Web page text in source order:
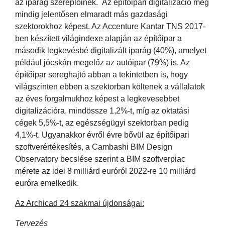
az iparág szereplőinek. Az építőipari digitalizáció még
mindig jelentősen elmaradt más gazdasági
szektorokhoz képest. Az Accenture Kantar TNS 2017-
ben készített világindexe alapján az építőipar a
második legkevésbé digitalizált iparág (40%), amelyet
például jócskán megelőz az autóipar (79%) is. Az
építőipar sereghajtó abban a tekintetben is, hogy
világszinten ebben a szektorban költenek a vállalatok
az éves forgalmukhoz képest a legkevesebbet
digitalizációra, mindössze 1,2%-t, míg az oktatási
cégek 5,5%-t, az egészségügyi szektorban pedig
4,1%-t. Ugyanakkor évről évre bővül az építőipari
szoftverértékesítés, a Cambashi BIM Design
Observatory becslése szerint a BIM szoftverpiac
mérete az idei 8 milliárd euróról 2022-re 10 milliárd
euróra emelkedik.
Az Archicad 24 szakmai újdonságai:
Tervezés